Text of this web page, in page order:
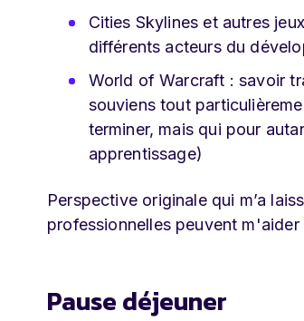
Cities Skylines et autres
différents acteurs du
World of Warcraft : savoir
souviens tout
terminer, mais qui pour
apprentissage)
Perspective originale qui m’a
professionnelles peuvent
Pause déjeuner